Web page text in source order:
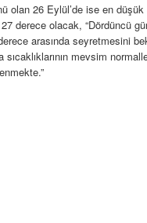
olan 26 Eylül’de ise en düşük
derece olacak, “Dördüncü
arasında seyretmesini
mevsim